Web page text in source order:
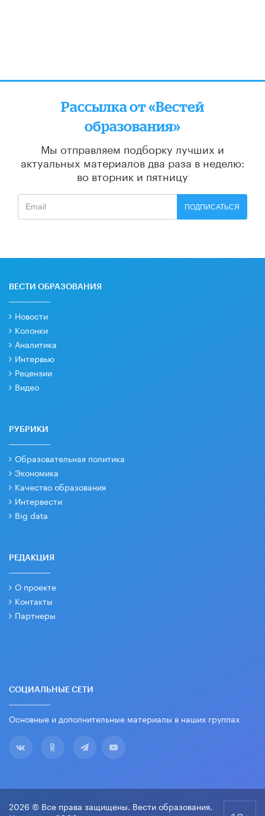
Рассылка от «Вестей
образования»
Мы отправляем подборку лучших и
актуальных материалов два раза в неделю:
во вторник и пятницу
ПОДПИСАТЬСЯ
ВЕСТИ ОБРАЗОВАНИЯ
Новости
Колонки
Аналитика
Интервью
Рецензии
Видео
РУБРИКИ
Образовательная политика
Экономика
Качество образования
Интервести
Big data
РЕДАКЦИЯ
О проекте
Контакты
Партнеры
СОЦИАЛЬНЫЕ СЕТИ
Основные и дополнительные материалы в наших группах
2026 © Все права защищены. Вести образования.